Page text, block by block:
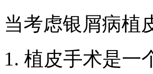
当考虑银屑病植
1. 植皮手术是一